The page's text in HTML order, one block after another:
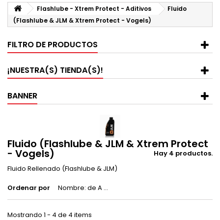
Flashlube - Xtrem Protect - Aditivos
Fluido
(Flashlube & JLM & Xtrem Protect - Vogels)
FILTRO DE PRODUCTOS
¡NUESTRA(S) TIENDA(S)!
BANNER
Fluido (Flashlube & JLM & Xtrem Protect
- Vogels)
Hay 4 productos.
Fluido Rellenado (Flashlube & JLM)
Ordenar por Nombre: de A a Z
Mostrando 1 - 4 de 4 items